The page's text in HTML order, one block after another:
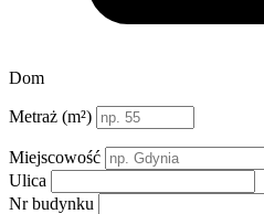
Dom
Metraż (m²)
Miejscowość
Ulica
Nr budynku